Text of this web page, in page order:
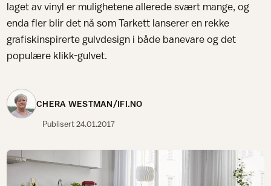
laget av vinyl er mulighetene allerede svært mange, og
enda fler blir det nå som Tarkett lanserer en rekke
grafiskinspirerte gulvdesign i både banevare og det
populære klikk-gulvet.
CHERA WESTMAN/IFI.NO
Publisert24.01.2017